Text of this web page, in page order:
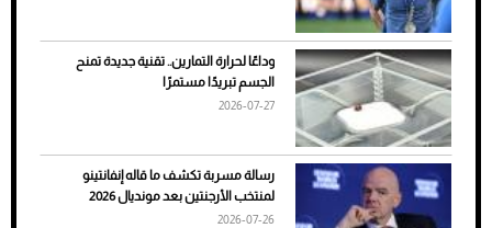
وداعًا لحرارة التمارين.. تقنية جديدة تمنح
الجسم تبريدًا مستمرًا
2026-07-27
رسالة مسربة تكشف ما قاله إنفانتينو
لمنتخب الأرجنتين بعد مونديال 2026
2026-07-26